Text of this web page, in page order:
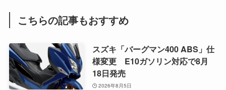
こちらの記事もおすすめ
スズキ「バーグマン400 ABS」仕
様変更 E10ガソリン対応で8月
18日発売
2026年8月5日